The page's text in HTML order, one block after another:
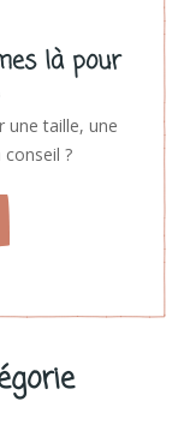
là pour
une taille, une
?